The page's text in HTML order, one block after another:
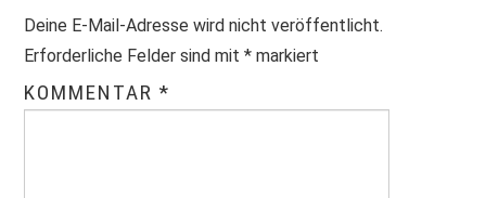
Deine E-Mail-Adresse wird nicht veröffentlicht.
Erforderliche Felder sind mit* markiert
KOMMENTAR*